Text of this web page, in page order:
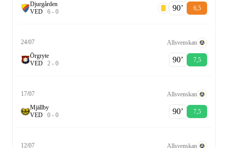
Djurgården
VED 6 - 0 90‎’‎ 6,5
24/07
Allsvenskan
Örgryte
VED 2 - 0 90‎’‎ 7,5
17/07
Allsvenskan
Mjällby
VED 0 - 0 90‎’‎ 7,5
12/07
Allsvenskan